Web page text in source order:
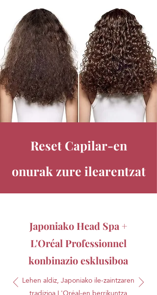
Reset Capilar-en
onurak zure ilearentzat
Japoniako Head Spa +
L'Oréal Professionnel
konbinazio esklusiboa
Lehen aldiz, Japoniako ile-zaintzaren